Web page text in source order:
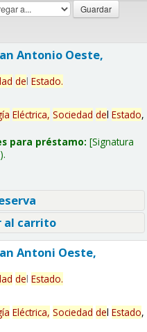
Antonio Oeste,
del Estado.
Eléctrica, Sociedad del Estado,
para préstamo: Signatura
al carrito
Antoni Oeste,
del Estado.
Eléctrica, Sociedad del Estado,